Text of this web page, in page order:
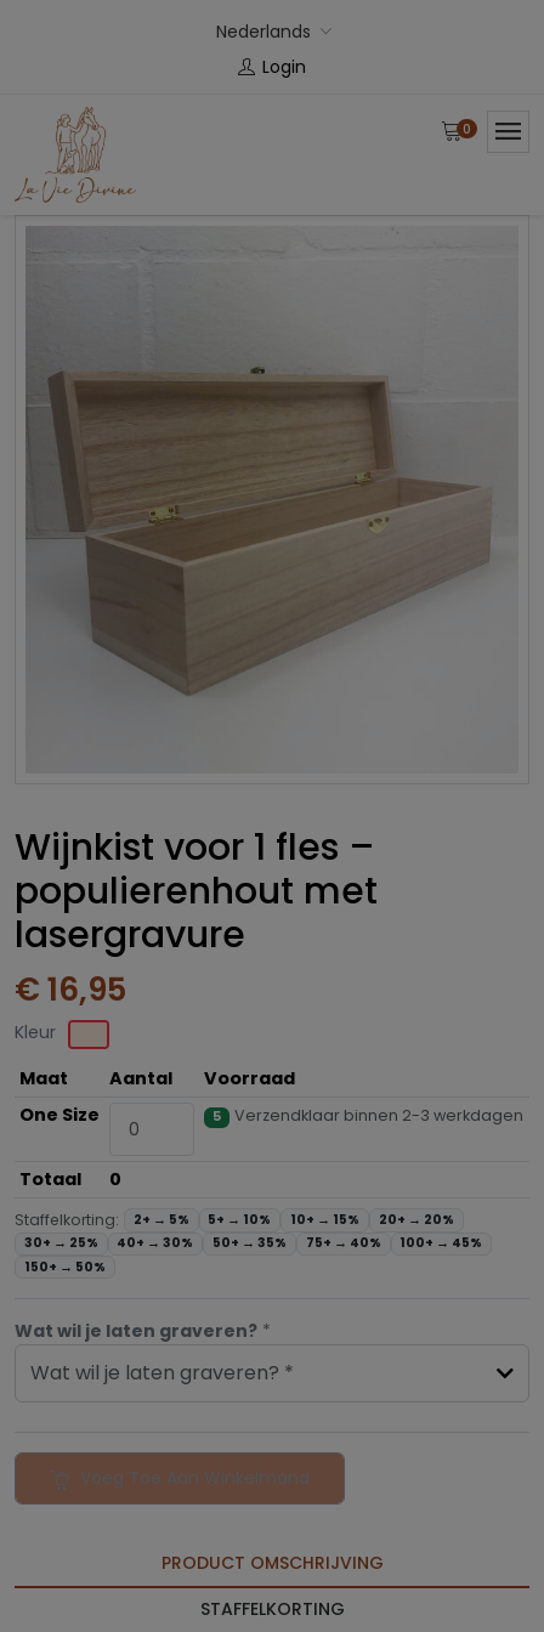
Nederlands
Login
0
Wijnkist voor 1 fles –
populierenhout met
lasergravure
€ 16,95
Kleur
Maat
Aantal
Voorraad
One Size
5 Verzendklaar binnen 2-3 werkdagen
Totaal 0
Staffelkorting: 2+ → 5% 5+ → 10% 10+ → 15% 20+ → 20%
30+ → 25% 40+ →30% 50+ →35% 75+ → 40% 100+ → 45%
150+ → 50%
Wat wil je laten graveren? *
Wat wil je laten graveren? *
Voeg Toe Aan Winkelmand
PRODUCT OMSCHRIJVING
STAFFELKORTING